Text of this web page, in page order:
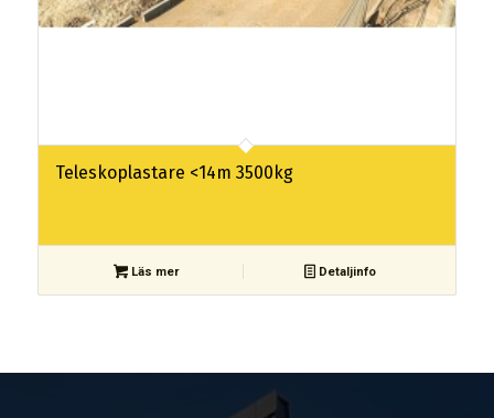
Teleskoplastare <14m 3500kg
Läs mer Detaljinfo